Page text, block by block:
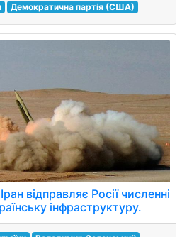
Демократична партія (США)
відправляє Росії численні
інфраструктуру.